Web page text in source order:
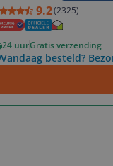
9.2(2325)
24 uurGratis verzending
Vandaag besteld?